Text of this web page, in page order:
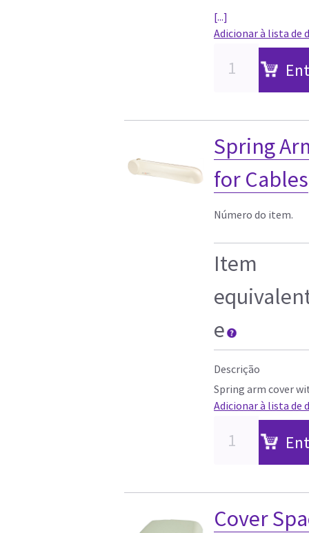
[...]
Adicionar à lista de
Spring
for Cables
Número do item.
Item
e
Descrição
Spring arm cover
Adicionar à lista de
Cover